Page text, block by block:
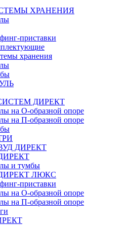
ХРАНЕНИЯ
приставки
хранения
ДИРЕКТ
на О-образной опоре
на П-образной опоре
ДИРЕКТ
и тумбы
ЛЮКС
приставки
на О-образной опоре
на П-образной опоре